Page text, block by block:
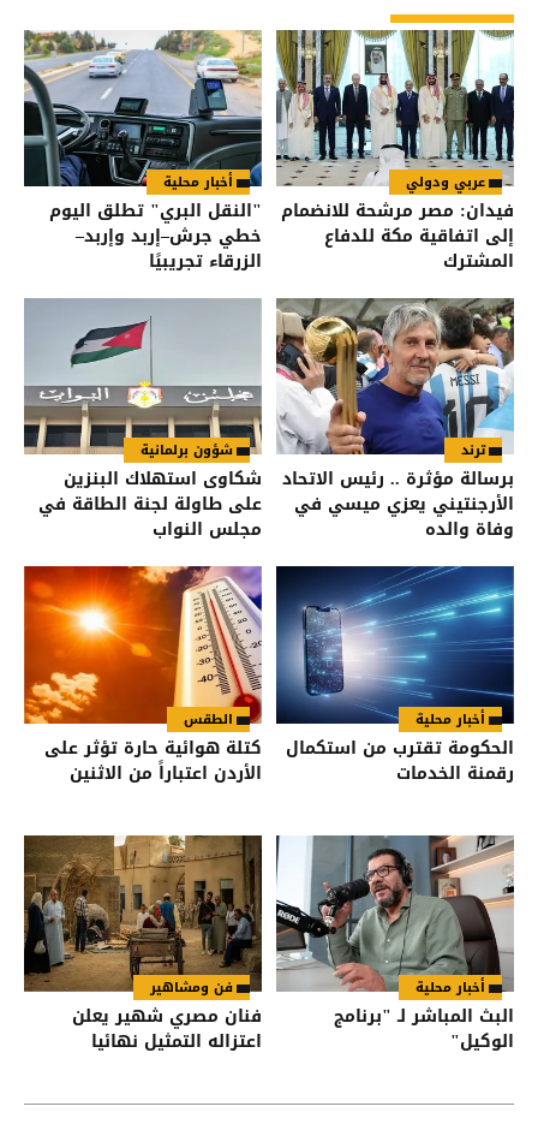
عربي ودولي
فيدان: مصر مرشحة للانضمام
إلى اتفاقية مكة للدفاع
المشترك
أخبار محلية
"النقل البري" تطلق اليوم
خطي جرش–إربد وإربد–
الزرقاء تجريبيًا
ترند
برسالة مؤثرة .. رئيس الاتحاد
الأرجنتيني يعزي ميسي في
وفاة والده
شؤون برلمانية
شكاوى استهلاك البنزين
على طاولة لجنة الطاقة في
مجلس النواب
أخبار محلية
الحكومة تقترب من استكمال
رقمنة الخدمات
الطقس
كتلة هوائية حارة تؤثر على
الأردن اعتباراً من الاثنين
أخبار محلية
البث المباشر لـ "برنامج
الوكيل"
فن ومشاهير
فنان مصري شهير يعلن
اعتزاله التمثيل نهائيا